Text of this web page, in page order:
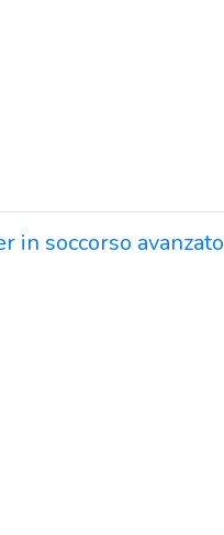
in soccorso avanzato